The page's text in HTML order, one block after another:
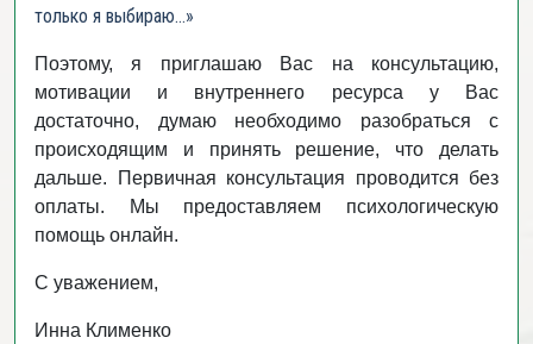
только я выбираю…»
Поэтому, я приглашаю Вас на консультацию,
мотивации и внутреннего ресурса у Вас
достаточно, думаю необходимо разобраться с
происходящим и принять решение, что делать
дальше. Первичная консультация проводится без
оплаты. Мы предоставляем психологическую
помощь онлайн.
С уважением,
Инна Клименко